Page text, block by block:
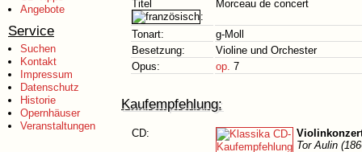
Angebote
Service
Suchen
Kontakt
Impressum
Datenschutz
Historie
Opernhäuser
Veranstaltungen
Titel
:
Morceau de concert
Tonart:
g-Moll
Besetzung:
Violine und Orchester
Opus:
op. 7
Kaufempfehlung:
CD:
Tor Aulin